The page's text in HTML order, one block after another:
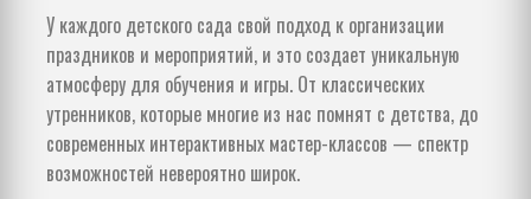
У каждого детского сада свой подход к организации
праздников и мероприятий, и это создает уникальную
атмосферу для обучения и игры. От классических
утренников, которые многие из нас помнят с детства, до
современных интерактивных мастер-классов — спектр
возможностей невероятно широк.